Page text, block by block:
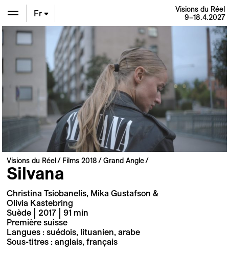
Fr
Visions du Réel
9–18.4.2027
Visions du Réel Films 2018 Grand Angle
Silvana
Christina Tsiobanelis, Mika Gustafson &
Olivia Kastebring
Suède | 2017 | 91 min
Première suisse
Langues : suédois, lituanien, arabe
Sous-titres : anglais, français